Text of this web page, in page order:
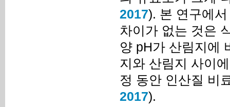
2017). 본 연구에
차이가 없는 것은
양 pH가 산림지에
지와 산림지 사이
정 동안 인산질 비
2017).